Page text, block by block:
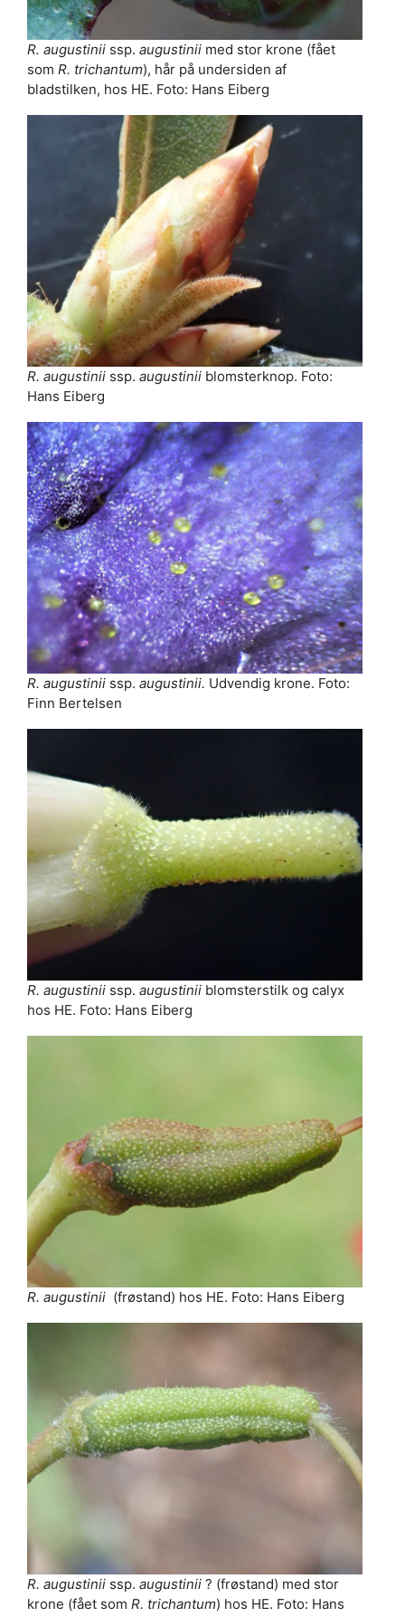
R. augustinii ssp. augustinii med stor krone (fået
som R. trichantum), hår på undersiden af
bladstilken, hos HE. Foto: Hans Eiberg
R. augustinii ssp. augustinii blomsterknop. Foto:
Hans Eiberg
R. augustinii ssp. augustinii. Udvendig krone. Foto:
Finn Bertelsen
R. augustinii ssp. augustinii blomsterstilk og calyx
hos HE. Foto: Hans Eiberg
R. augustinii (frøstand) hos HE. Foto: Hans Eiberg
R. augustinii ssp. augustinii ? (frøstand) med stor
krone (fået som R. trichantum) hos HE. Foto: Hans